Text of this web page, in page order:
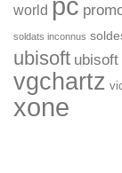
world pc
soldats inconnus
ubisoft ubisoft
vgchartz
xone